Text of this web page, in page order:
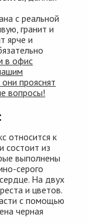
с реальной
гранит и
ярче и
в офис
прояснят
вопросы!
относится к
состоит из
выполнены
серого
На двух
и цветов.
с помощью
черная